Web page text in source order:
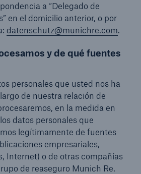
a “Delegado de
en el domicilio anterior, o por
datenschutz@munichre.com.
y de qué fuentes
personales que usted nos ha
de nuestra relación de
en la medida en
datos personales que
legítimamente de fuentes
empresariales,
Internet) o de otras compañías
de reaseguro Munich Re.